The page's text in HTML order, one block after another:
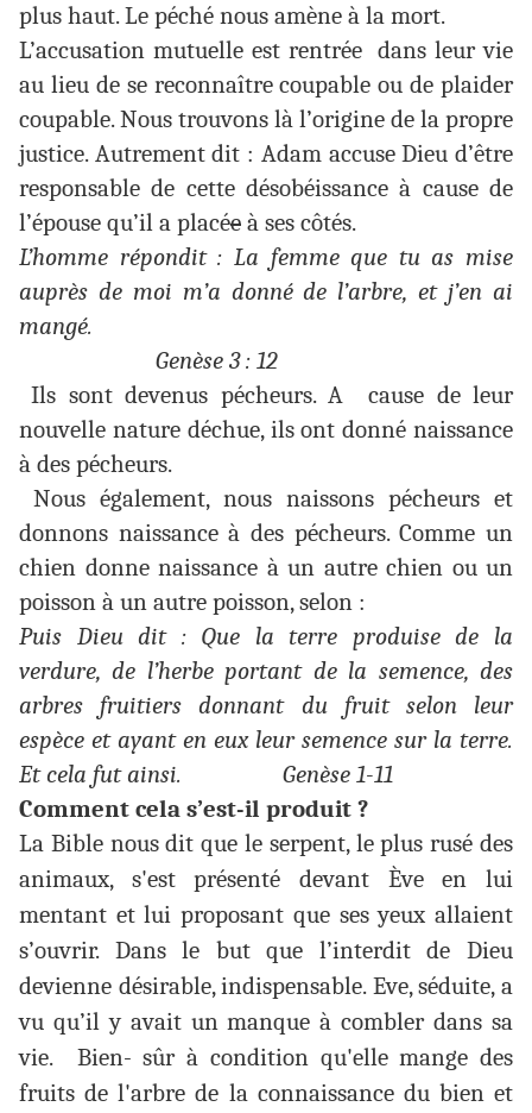
plus haut. Le péché nous amène à la mort.
L’accusation mutuelle est rentrée dans leur vie
au lieu de se reconnaître coupable ou de plaider
coupable. Nous trouvons là l’origine de la propre
justice. Autrement dit : Adam accuse Dieu d’être
responsable de cette désobéissance à cause de
l’épouse qu’il a placée à ses côtés.
L’homme répondit : La femme que tu as mise
auprès de moi m’a donné de l’arbre, et j’en ai
mangé.
Genèse 3 : 12
Ils sont devenus pécheurs. A cause de leur
nouvelle nature déchue, ils ont donné naissance
à des pécheurs.
Nous également, nous naissons pécheurs et
donnons naissance à des pécheurs. Comme un
chien donne naissance à un autre chien ou un
poisson à un autre poisson, selon :
Puis Dieu dit : Que la terre produise de la
verdure, de l’herbe portant de la semence, des
arbres fruitiers donnant du fruit selon leur
espèce et ayant en eux leur semence sur la terre.
Et cela fut ainsi. Genèse 1-11
Comment cela s’est-il produit ?
La Bible nous dit que le serpent, le plus rusé des
animaux, s'est présenté devant Ève en lui
mentant et lui proposant que ses yeux allaient
s’ouvrir. Dans le but que l’interdit de Dieu
devienne désirable, indispensable. Eve, séduite, a
vu qu’il y avait un manque à combler dans sa
vie. Bien- sûr à condition qu'elle mange des
fruits de l'arbre de la connaissance du bien et